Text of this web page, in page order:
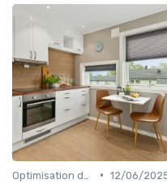
• 12/06/